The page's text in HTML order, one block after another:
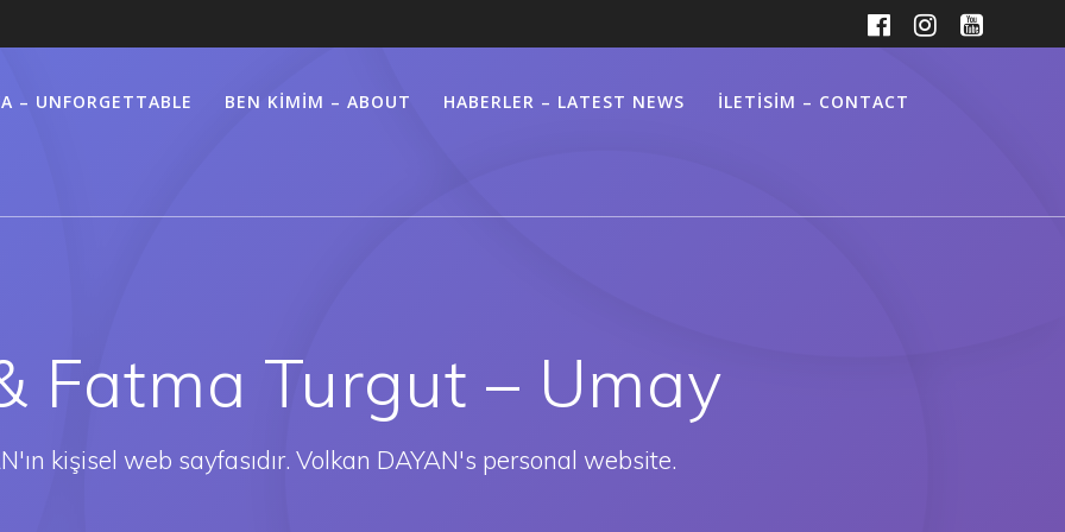
– UNFORGETTABLE BEN KIMIM – ABOUT HABERLER – LATEST NEWS ILETISIM – CONTACT
Fatma Turgut – Umay
kişisel web sayfasıdır. Volkan DAYAN's personal website.